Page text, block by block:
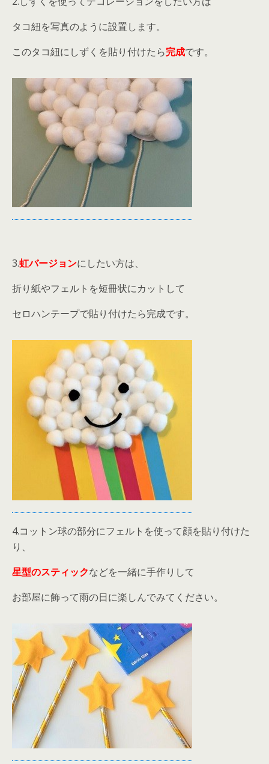
タコ紐を写真のように設置します。
このタコ紐にしずくを貼り付けたら完成です。
3.虹バージョンにしたい方は、
折り紙やフェルトを短冊状にカットして
セロハンテープで貼り付けたら完成です。
4.コットン球の部分にフェルトを使って顔を貼り付けた
り、
星型のスティックなどを一緒に手作りして
お部屋に飾って雨の日に楽しんでみてください。